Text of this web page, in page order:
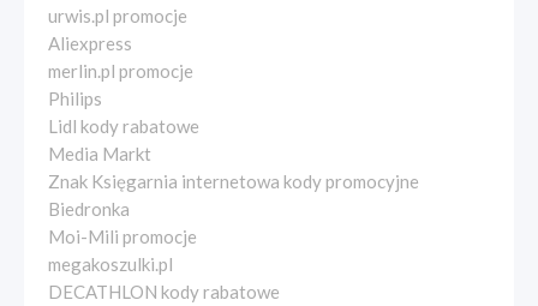
urwis.pl promocje
Aliexpress
merlin.pl promocje
Philips
Lidl kody rabatowe
Media Markt
Znak Księgarnia internetowa kody promocyjne
Biedronka
Moi-Mili promocje
megakoszulki.pl
DECATHLON kody rabatowe